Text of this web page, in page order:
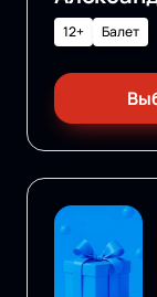
12+ Балет